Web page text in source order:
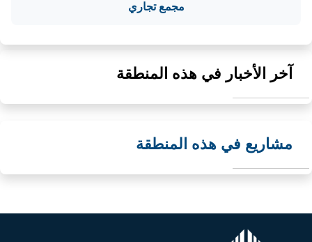
مجمع تجاري
آخر الأخبار في هذه المنطقة
مشاريع في هذه المنطقة